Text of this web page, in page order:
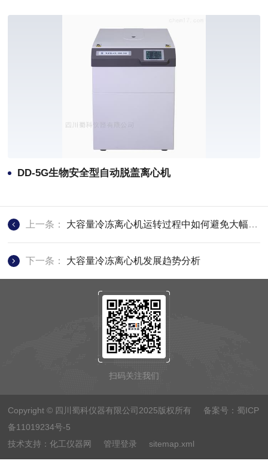
DD-5G生物安全型自动脱盖离心机
上一条： 大容量冷冻离心机运转过程中如何避免大幅度振动
下一条： 大容量冷冻离心机发展趋势分析
扫码关注我们
Copyright © 四川蜀科仪器有限公司2025版权所有 备案号： 蜀ICP
备11019234号-5
技术支持：化工仪器网 管理登录 sitemap.xml